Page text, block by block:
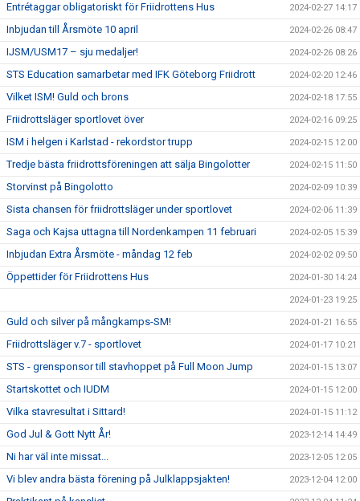
Entrétaggar obligatoriskt för Friidrottens Hus 2024-02-27 14:17
Inbjudan till Årsmöte 10 april 2024-02-26 08:47
IJSM/USM17 – sju medaljer! 2024-02-26 08:26
STS Education samarbetar med IFK Göteborg Friidrott 2024-02-20 12:46
Vilket ISM! Guld och brons 2024-02-18 17:55
Friidrottsläger sportlovet över 2024-02-16 09:25
ISM i helgen i Karlstad - rekordstor trupp 2024-02-15 12:00
Tredje bästa friidrottsföreningen att sälja Bingolotter 2024-02-15 11:50
Storvinst på Bingolotto 2024-02-09 10:39
Sista chansen för friidrottsläger under sportlovet 2024-02-06 11:39
Saga och Kajsa uttagna till Nordenkampen 11 februari 2024-02-05 15:39
Inbjudan Extra Årsmöte - måndag 12 feb 2024-02-02 09:50
Öppettider för Friidrottens Hus 2024-01-30 14:24
2024-01-23 19:25
Guld och silver på mångkamps-SM! 2024-01-21 16:55
Friidrottsläger v.7 - sportlovet 2024-01-17 10:21
STS - grensponsor till stavhoppet på Full Moon Jump 2024-01-15 13:07
Startskottet och IUDM 2024-01-15 12:00
Vilka stavresultat i Sittard! 2024-01-15 11:12
God Jul & Gott Nytt År! 2023-12-14 14:49
Ni har väl inte missat... 2023-12-05 12:05
Vi blev andra bästa förening på Julklappsjakten! 2023-12-04 12:00